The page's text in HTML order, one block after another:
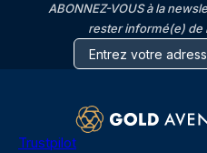
ABONNEZ-VOUS à la
rester informé(e) de
Trustpilot